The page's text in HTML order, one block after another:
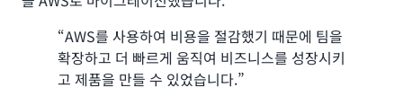
습니다. 이전과는 완전히 달라졌습니다. 우리 팀
은 수준 높은 서비스를 유지하기 위해 24시간 내
내 일해야 하는 상황이었습니다. AWS로 마이그
레이션한 후에는 시스템 관리자와 데이터베이스
관리자가 밤에 꼬박꼬박 잘 수 있게 되었습니다.
Macmillan Learning은 교육 및 학습을 촉진하는 콘텐츠,
도구, 서비스 제공에 주력하는 교육 솔루션 회사입니다.
설계 및 단순화하고 자산 관리 개선을 돕는 것을 사명으로
2016년에 설립되었습니다.
“AWS를 사용하여 비용을 절감했기 때문에 팀을
확장하고 더 빠르게 움직여 비즈니스를 성장시키
고 제품을 만들 수 있었습니다.”